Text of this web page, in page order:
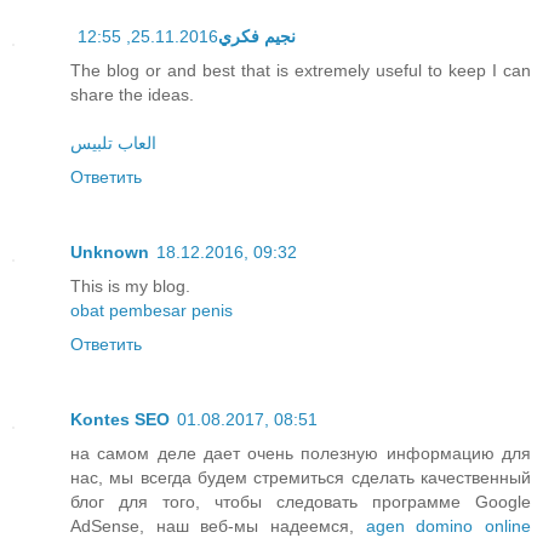
نجيم فكري25.11.2016, 12:55
The blog or and best that is extremely useful to keep I can
share the ideas.
العاب تلبيس
Ответить
Unknown 18.12.2016, 09:32
This is my blog.
obat pembesar penis
Ответить
Kontes SEO 01.08.2017, 08:51
на самом деле дает очень полезную информацию для
нас, мы всегда будем стремиться сделать качественный
блог для того, чтобы следовать программе Google
AdSense, наш веб-мы надеемся, agen domino online